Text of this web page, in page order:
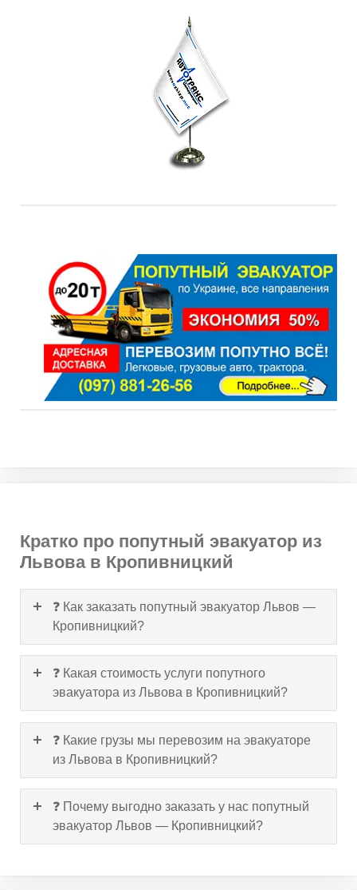
Кратко про попутный эвакуатор из
Львова в Кропивницкий
❓ Как заказать попутный эвакуатор Львов —
Кропивницкий?
❓ Какая стоимость услуги попутного
эвакуатора из Львова в Кропивницкий?
❓ Какие грузы мы перевозим на эвакуаторе
из Львова в Кропивницкий?
❓ Почему выгодно заказать у нас попутный
эвакуатор Львов — Кропивницкий?